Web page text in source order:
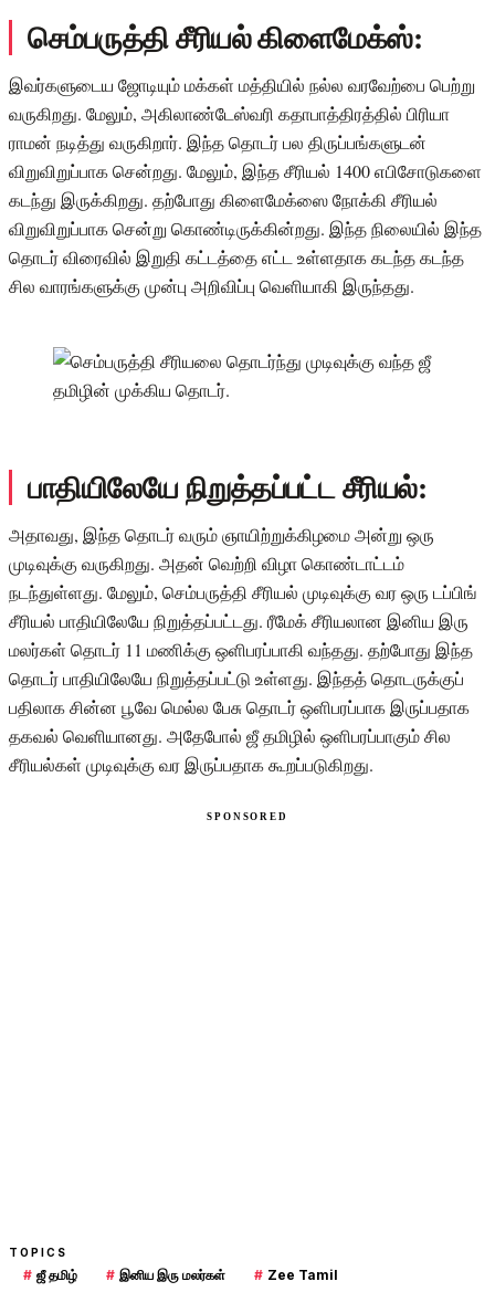
செம்பருத்தி சீரியல் கிளைமேக்ஸ்:
இவர்களுடைய ஜோடியும் மக்கள் மத்தியில் நல்ல வரவேற்பை பெற்று
வருகிறது. மேலும், அகிலாண்டேஸ்வரி கதாபாத்திரத்தில் பிரியா
ராமன் நடித்து வருகிறார். இந்த தொடர் பல திருப்பங்களுடன்
விறுவிறுப்பாக சென்றது. மேலும், இந்த சீரியல் 1400 எபிசோடுகளை
கடந்து இருக்கிறது. தற்போது கிளைமேக்ஸை நோக்கி சீரியல்
விறுவிறுப்பாக சென்று கொண்டிருக்கின்றது. இந்த நிலையில் இந்த
தொடர் விரைவில் இறுதி கட்டத்தை எட்ட உள்ளதாக கடந்த கடந்த
சில வாரங்களுக்கு முன்பு அறிவிப்பு வெளியாகி இருந்தது.
பாதியிலேயே நிறுத்தப்பட்ட சீரியல்:
அதாவது, இந்த தொடர் வரும் ஞாயிற்றுக்கிழமை அன்று ஒரு
முடிவுக்கு வருகிறது. அதன் வெற்றி விழா கொண்டாட்டம்
நடந்துள்ளது. மேலும், செம்பருத்தி சீரியல் முடிவுக்கு வர ஒரு டப்பிங்
சீரியல் பாதியிலேயே நிறுத்தப்பட்டது. ரீமேக் சீரியலான இனிய இரு
மலர்கள் தொடர் 11 மணிக்கு ஒளிபரப்பாகி வந்தது. தற்போது இந்த
தொடர் பாதியிலேயே நிறுத்தப்பட்டு உள்ளது. இந்தத் தொடருக்குப்
பதிலாக சின்ன பூவே மெல்ல பேசு தொடர் ஒளிபரப்பாக இருப்பதாக
தகவல் வெளியானது. அதேபோல் ஜீ தமிழில் ஒளிபரப்பாகும் சில
சீரியல்கள் முடிவுக்கு வர இருப்பதாக கூறப்படுகிறது.
TOPICS
# ஜீ தமிழ் # இனிய இரு மலர்கள் # Zee Tamil